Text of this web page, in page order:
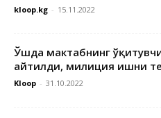
kloop.kg - 15.11.2022
Ўшда мактабнинг
айтилди, милиция ишни
Kloop - 31.10.2022